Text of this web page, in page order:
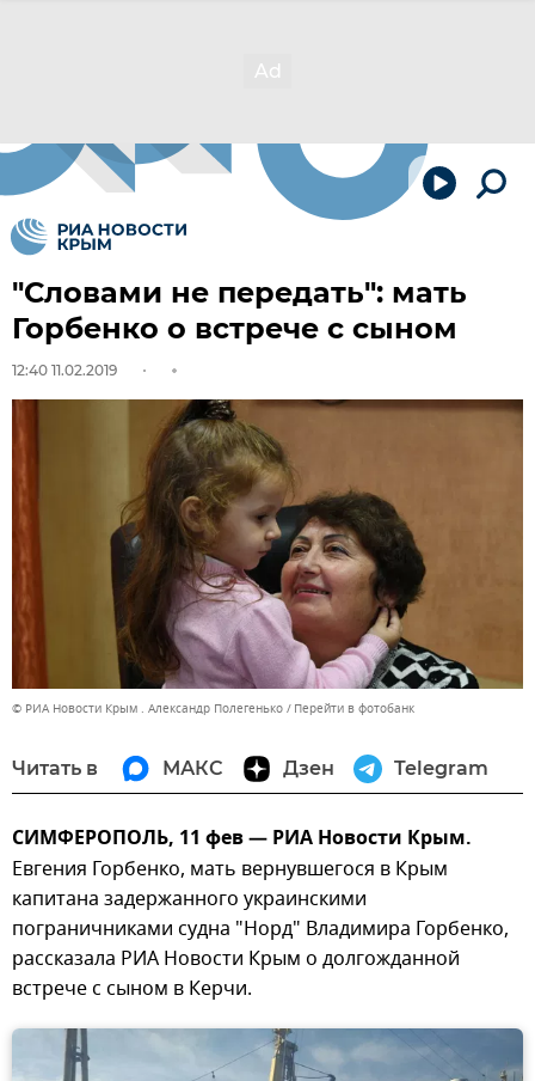
"Словами не передать": мать
Горбенко о встрече с сыном
12:40 11.02.2019
© РИА Новости Крым . Александр Полегенько Перейти в фотобанк
Читать в МАКС Дзен Telegram
СИМФЕРОПОЛЬ, 11 фев — РИА Новости Крым.
Евгения Горбенко, мать вернувшегося в Крым
капитана задержанного украинскими
пограничниками судна "Норд" Владимира Горбенко,
рассказала РИА Новости Крым о долгожданной
встрече с сыном в Керчи.